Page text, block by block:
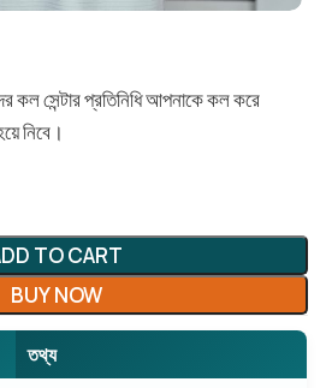
কল সেন্টার প্রতিনিধি আপনাকে কল করে
নিবে।
TO CART
BUY NOW
তথ্য